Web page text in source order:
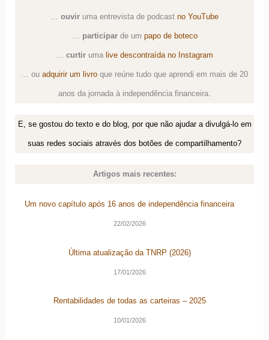
ouvir uma entrevista de podcast no YouTube
participarde um papo de boteco
curtir uma live descontraída no Instagram
… ou adquirir um livro que reúne tudo que aprendi em mais de 20
anos da jornada à independência financeira.
E, se gostou do texto e do blog, por que não ajudar a divulgá-lo em
suas redes sociais através dos botões de compartilhamento?
Artigos mais recentes:
Um novo capítulo após 16 anos de independência financeira
22/02/2026
Última atualização da TNRP (2026)
17/01/2026
Rentabilidades de todas as carteiras – 2025
10/01/2026